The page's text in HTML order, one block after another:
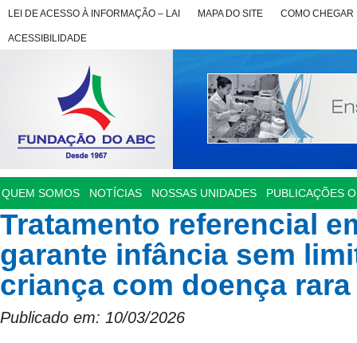
LEI DE ACESSO À INFORMAÇÃO – LAI MAPA DO SITE COMO CHEGAR
ACESSIBILIDADE
QUEM SOMOS NOTÍCIAS NOSSAS UNIDADES PUBLICAÇÕES
Tratamento referencial
garante infância sem
criança com doença rara
Publicado em: 10/03/2026